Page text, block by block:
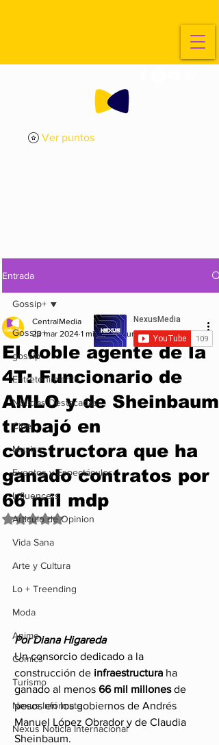
Ver puntos
Entrada
Gossip+
gossip
Entretenimiento
Noticias Destacadas
Cine
Musica
Eventos y Espectáculos
Influencers
Articulo de Opinion
Vida Sana
Arte y Cultura
Lo + Treending
Moda
Anime
Comics
Turismo
Nexus Infórmate
Nexus Noticia Internacional
Gossip+
El doble agente de la
4T: Funcionario de
AMLO y de Sheinbaum
trabajó en
constructora que ha
ganado contratos por
66 mil mdp
CentralMedia
23 mar 2024 1 min de lectura
Obtuvo NaN de 5 estrellas.
Por Diana Higareda
Un consorcio dedicado a la
construcción de infraestructura ha
ganado al menos 66 mil millones de
pesos en los gobiernos de Andrés
Manuel López Obrador y de Claudia
Sheinbaum.